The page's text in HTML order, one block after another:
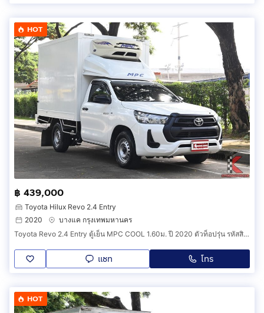
HOT
฿ 439,000
Toyota Hilux Revo 2.4 Entry
2020
บางแค กรุงเทพมหานคร
Toyota Revo 2.4 Entry ตู้เย็น MPC COOL 1.60ม. ปี 2020 ตัวท็อปรุ่น รหัสสินค้า FIHG
แชท โทร
HOT